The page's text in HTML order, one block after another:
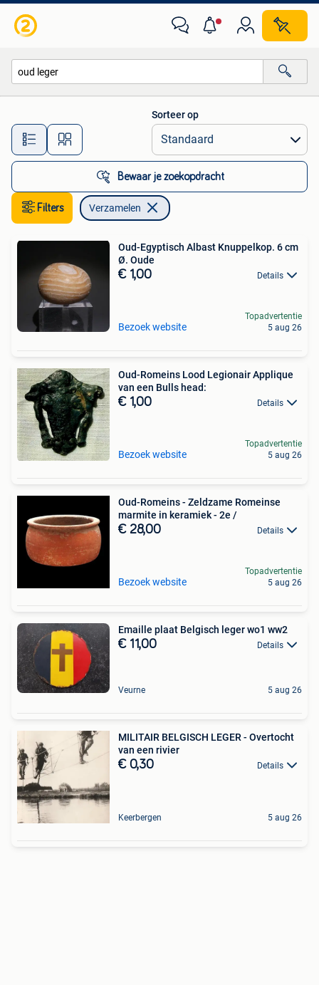
Alle afstanden…
Sorteer op
Bewaar je zoekopdracht
Filters Verzamelen
Oud-Egyptisch Albast Knuppelkop. 6 cm
Ø. Oude
€ 1,00 Details
Bezoek website
Topadvertentie
5 aug 26
Oud-Romeins Lood Legionair Applique
van een Bulls head:
€ 1,00 Details
Bezoek website
Topadvertentie
5 aug 26
Oud-Romeins - Zeldzame Romeinse
marmite in keramiek - 2e /
€ 28,00 Details
Bezoek website
Topadvertentie
5 aug 26
Emaille plaat Belgisch leger wo1 ww2
€ 11,00 Details
Veurne 5 aug 26
MILITAIR BELGISCH LEGER - Overtocht
van een rivier
€ 0,30 Details
Keerbergen 5 aug 26